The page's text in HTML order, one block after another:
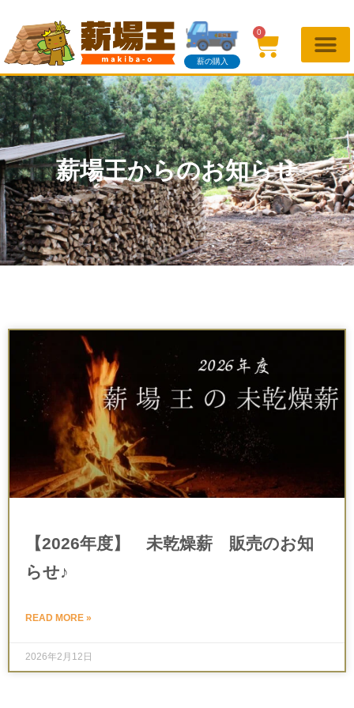
薪の購入
0
薪場王からのお知らせ
【2026年度】 未乾燥薪 販売のお知
らせ♪
READ MORE »
2026年2月12日